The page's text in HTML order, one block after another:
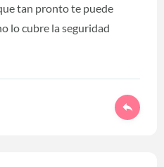
tan pronto te puede
lo cubre la seguridad